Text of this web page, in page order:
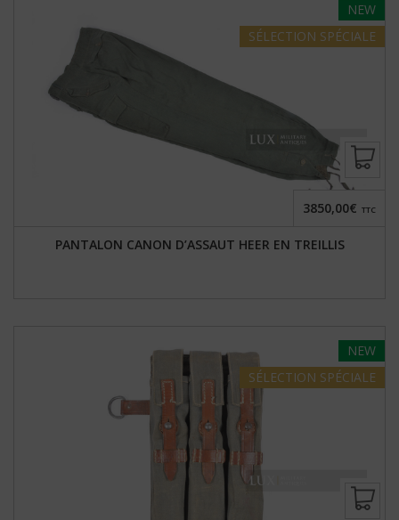
NEW
SÉLECTION SPÉCIALE
PANTALON CANON D’ASSAUT HEER EN TREILLIS
3850,00€ TTC
NEW
SÉLECTION SPÉCIALE